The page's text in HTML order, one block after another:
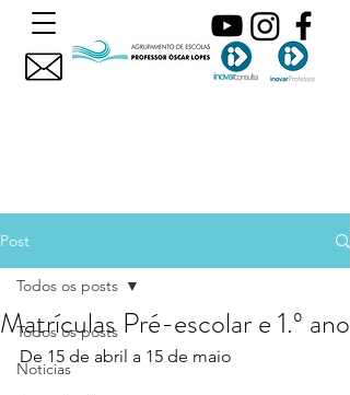
Post
Todos os posts
Noticias
Todos os posts
Matrículas Pré-escolar e 1.º ano
De 15 de abril a 15 de maio